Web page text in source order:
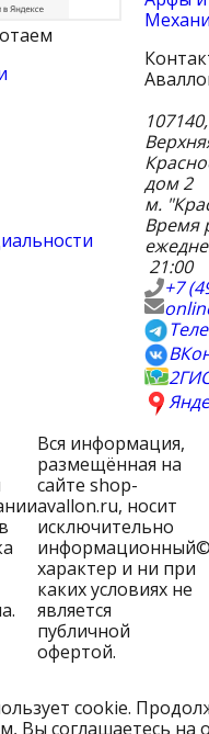
107140,
дом 2
м.
Время
21:00
+7
Вся информация,
размещённая на
сайте shop-
avallon.ru, носит
исключительно
информационный
характер и ни при
каких условиях не
является
публичной
офертой.
cookie.
Вы соглашаетесь на